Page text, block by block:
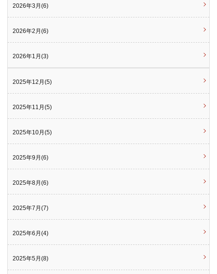
2026年3月(6)
2026年2月(6)
2026年1月(3)
2025年12月(5)
2025年11月(5)
2025年10月(5)
2025年9月(6)
2025年8月(6)
2025年7月(7)
2025年6月(4)
2025年5月(8)